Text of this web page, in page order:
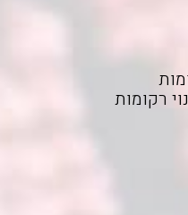
רקומות